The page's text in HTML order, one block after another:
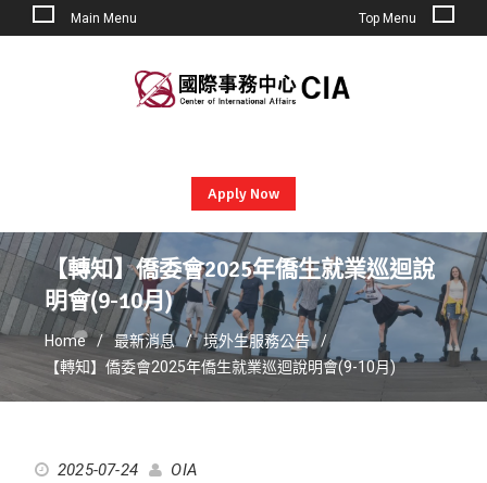
Main Menu Top Menu
Apply Now
【轉知】僑委會2025年僑生就業巡迴說
明會(9-10月)
Home 最新消息
境外生服務公告
【轉知】僑委會2025年僑生就業巡迴說明會(9-10月)
2025-07-24 OIA